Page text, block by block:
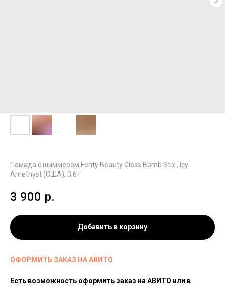
Помада с шиммером Fenty Beauty Gloss Bomb Stix , Icy
Amethyst (США), 3,6 г
3 900 р.
Добавить в корзину
ОФОРМИТЬ ЗАКАЗ НА АВИТО
Есть возможность оформить заказ на АВИТО или в